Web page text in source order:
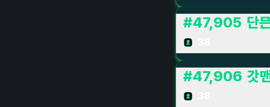
#47,905 단
#47,906 갓